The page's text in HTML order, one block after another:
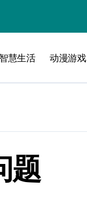
智慧生活 动漫游戏
题